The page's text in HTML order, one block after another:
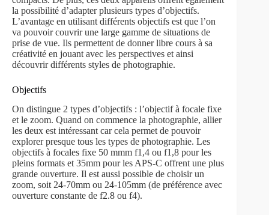
la possibilité d’adapter plusieurs types d’objectifs.
L’avantage en utilisant différents objectifs est que l’on
va pouvoir couvrir une large gamme de situations de
prise de vue. Ils permettent de donner libre cours à sa
créativité en jouant avec les perspectives et ainsi
découvrir différents styles de photographie.
Objectifs
On distingue 2 types d’objectifs : l’objectif à focale fixe
et le zoom. Quand on commence la photographie, allier
les deux est intéressant car cela permet de pouvoir
explorer presque tous les types de photographie. Les
objectifs à focales fixe 50 mmm f1,4 ou f1,8 pour les
pleins formats et 35mm pour les APS-C offrent une plus
grande ouverture. Il est aussi possible de choisir un
zoom, soit 24-70mm ou 24-105mm (de préférence avec
ouverture constante de f2.8 ou f4).